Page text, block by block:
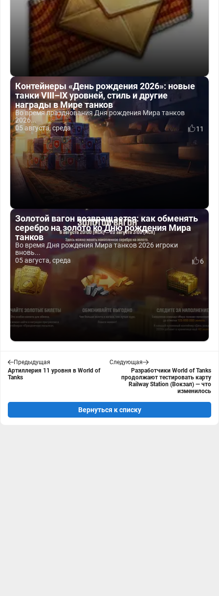
Контейнеры «День рождения 2026»: новые
танки VIII–IX уровней, стиль и другие
награды в Мире танков
Во время празднования Дня рождения Мира танков
2026...
05 августа, среда
11
Золотой вагон возвращается: как обменять
серебро на золото ко Дню рождения Мира
танков
Во время Дня рождения Мира танков 2026 игроки
вновь...
05 августа, среда
6
Предыдущая
Артиллерия 11 уровня в World of
Tanks
Следующая
Разработчики World of Tanks
продолжают тестировать карту
Railway Station (Вокзал) — что
изменилось
Вернуться к списку